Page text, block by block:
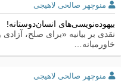
منوچهر صالحی لاهیجی
بیهوده‌نویسی‌های انسان‌دوستانه!
نقدی بر بیانیه «برای صلح،
خاورمیانه…
منوچهر صالحی لاهیجی